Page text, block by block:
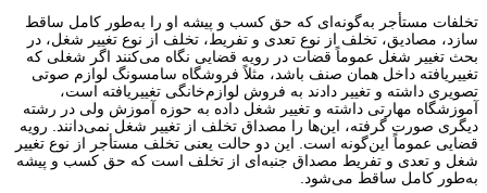
تخلفات مستأجر به‌گونه‌ای که حق کسب و پیشه او را به‌طور کامل ساقط
سازد، مصادیق، تخلف از نوع تعدی و تفریط، تخلف از نوع تغییر شغل، در
بحث تغییر شغل عموماً قضات در رویه قضایی نگاه می‌کنند اگر شغلی که
تغییریافته داخل همان صنف باشد، مثلاً فروشگاه سامسونگ لوازم صوتی
تصویری داشته و تغییر دادند به فروش لوازم‌خانگی تغییریافته است،
آموزشگاه مهارتی داشته و تغییر شغل داده به حوزه آموزش ولی در رشته
دیگری صورت گرفته، این‌ها را مصداق تخلف از تغییر شغل نمی‌دانند. رویه
قضایی عموماً این‌گونه است. این دو حالت یعنی تخلف مستأجر از نوع تغییر
شغل و تعدی و تفریط مصداق جنبه‌ای از تخلف است که حق کسب و پیشه
به‌طور کامل ساقط می‌شود.